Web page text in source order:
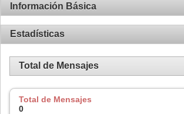
Información Básica
Estadísticas
Total de Mensajes
Total de Mensajes
0